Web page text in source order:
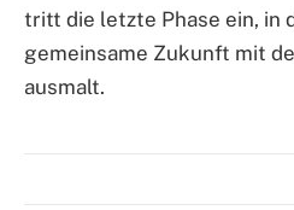
tritt die letzte Phase ein, in
gemeinsame Zukunft mit
ausmalt.